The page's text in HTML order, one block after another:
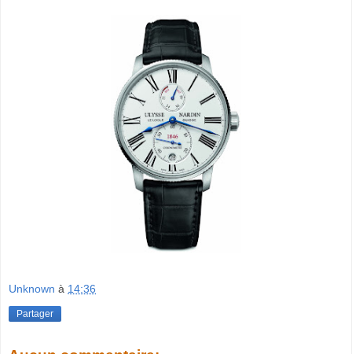
Unknown à 14:36
Partager